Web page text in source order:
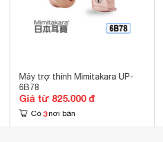
Máy trợ thính Mimitakara UP-
6B78
Giá từ 825.000 đ
Có 3 nơi bán